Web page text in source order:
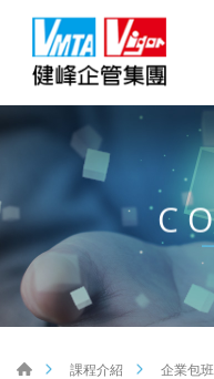
課程介紹
企業包